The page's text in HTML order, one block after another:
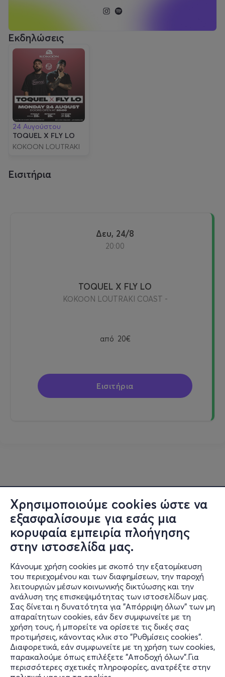
Χρησιμοποιούμε cookies ώστε να
εξασφαλίσουμε για εσάς μια
κορυφαία εμπειρία πλοήγησης
στην ιστοσελίδα μας.
Κάνουμε χρήση cookies με σκοπό την εξατομίκευση
του περιεχομένου και των διαφημίσεων, την παροχή
λειτουργιών μέσων κοινωνικής δικτύωσης και την
ανάλυση της επισκεψιμότητας των ιστοσελίδων μας.
Σας δίνεται η δυνατότητα για "Απόρριψη όλων" των μη
απαραίτητων cookies, εάν δεν συμφωνείτε με τη
χρήση τους, ή μπορείτε να ορίσετε τις δικές σας
προτιμήσεις, κάνοντας κλικ στο "Ρυθμίσεις cookies".
Διαφορετικά, εάν συμφωνείτε με τη χρήση των cookies,
παρακαλούμε όπως επιλέξετε "Αποδοχή όλων".Για
περισσότερες σχετικές πληροφορίες, ανατρέξτε στην
Εκδηλώσεις
24 Αυγούστου
TOQUEL X FLY LO
ΚΟΚΟΟΝ LOUTRAKI
Εισιτήρια
Δευ, 24/8
20:00
TOQUEL X FLY LO
ΚΟΚΟΟΝ LOUTRAKI COAST -
από 20€
Εισιτήρια
Πληροφορίες
Υποστήριξη
Stay Connected